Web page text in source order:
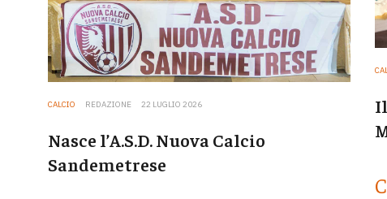
CALCIO REDAZIONE 22 LUGLIO 2026
Nasce l’A.S.D. Nuova Calcio
Sandemetrese